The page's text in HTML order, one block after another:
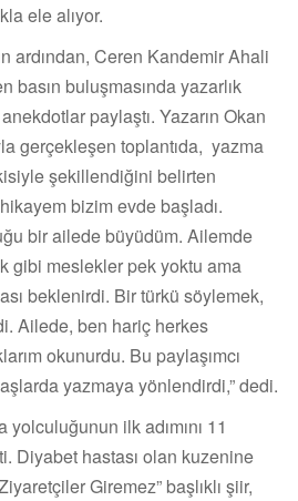
ele alıyor.
ardından, Ceren Kandemir Ahali
basın buluşmasında yazarlık
paylaştı. Yazarın Okan
gerçekleşen toplantıda, yazma
şekillendiğini belirten
bizim evde başladı.
bir ailede büyüdüm. Ailemde
gibi meslekler pek yoktu ama
beklenirdi. Bir türkü söylemek,
Ailede, ben hariç herkes
okunurdu. Bu paylaşımcı
yazmaya yönlendirdi,” dedi.
ilk adımını 11
Diyabet hastası olan kuzenine
Giremez” başlıklı şiir,